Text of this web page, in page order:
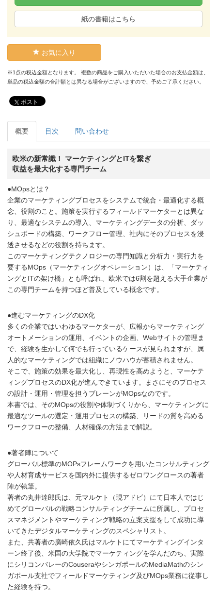
紙の書籍はこちら
お気に入り
※1点の税込金額となります。 複数の商品をご購入いただいた場合のお支払金額は、
単品の税込金額の合計額とは異なる場合がございますので、予めご了承ください。
ポスト
概要 目次 問い合わせ
欧米の新常識！ マーケティングとITを繋ぎ
収益を最大化する専門チーム
●MOpsとは？
企業のマーケティングプロセスをシステムで統合・最適化する概
念、役割のこと。施策を実行するフィールドマーケターとは異な
り、最適なシステムの導入、マーケティングデータの分析、ダッ
シュボードの構築、ワークフロー管理、社内にそのプロセスを浸
透させるなどの役割を持ちます。
このマーケティングテクノロジーの専門知識と分析力・実行力を
要するMOps（マーケティングオペレーション）は、「マーケティ
ングとITの架け橋」とも呼ばれ、欧米では6割を超える大手企業が
この専門チームを持つほど普及している概念です。
●進むマーケティングのDX化
多くの企業ではいわゆるマーケターが、広報からマーケティング
オートメーションの運用、イベントの企画、Webサイトの管理ま
で、経験を生かして何でも行っているケースが見られますが、属
人的なマーケティングでは組織にノウハウが蓄積されません。
そこで、施策の効果を最大化し、再現性を高めようと、マーケテ
ィングプロセスのDX化が進んできています。まさにそのプロセス
の設計・運用・管理を担うブレーンがMOpsなのです。
本書では、そのMOpsの役割や体制づくりから、マーケティングに
最適なツールの選定・運用プロセスの構築、リードの質を高める
ワークフローの整備、人材確保の方法まで解説。
●著者陣について
グローバル標準のMOPsフレームワークを用いたコンサルティング
や人材育成サービスを国内外に提供するゼロワングロースの著者
陣が執筆。
著者の丸井達郎氏は、元マルケト（現アドビ）にて日本人ではじ
めてグローバルの戦略コンサルティングチームに所属し、プロセ
スマネジメントやマーケティング戦略の立案支援をして成功に導
いてきたデジタルマーケティングのスペシャリスト。
また、共著者の廣崎依久氏はマルケトにてマーケティングインタ
ーン終了後、米国の大学院でマーケティングを学んだのち、実際
にシリコンバレーのCouseraやシンガポールのMediaMathのシン
ガポール支社でフィールドマーケティング及びMOps業務に従事し
た経験を持つ。